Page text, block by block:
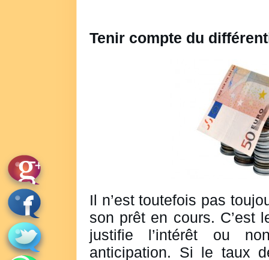
Tenir compte du
Il n’est toutefois pas
son prêt en cours. C’est
justifie l’intérêt ou
anticipation. Si le taux